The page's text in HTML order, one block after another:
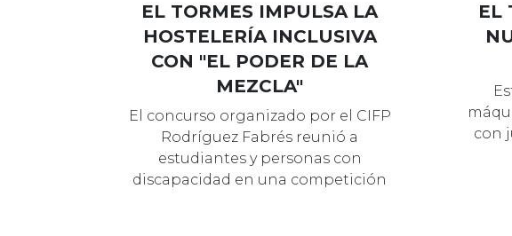
EL TORMES IMPULSA LA
HOSTELERÍA INCLUSIVA
CON "EL PODER DE LA
MEZCLA"
El concurso organizado por el CIFP
Rodríguez Fabrés reunió a
estudiantes y personas con
discapacidad en una competición
EL
con